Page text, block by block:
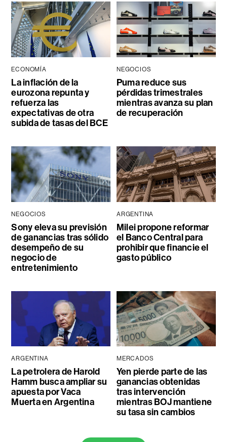
ECONOMÍA
La inflación de la
eurozona repunta y
refuerza las
expectativas de otra
subida de tasas del BCE
NEGOCIOS
Puma reduce sus
pérdidas trimestrales
mientras avanza su plan
de recuperación
NEGOCIOS
Sony eleva su previsión
de ganancias tras sólido
desempeño de su
negocio de
entretenimiento
ARGENTINA
Milei propone reformar
el Banco Central para
prohibir que financie el
gasto público
ARGENTINA
La petrolera de Harold
Hamm busca ampliar su
apuesta por Vaca
Muerta en Argentina
MERCADOS
Yen pierde parte de las
ganancias obtenidas
tras intervención
mientras BOJ mantiene
su tasa sin cambios